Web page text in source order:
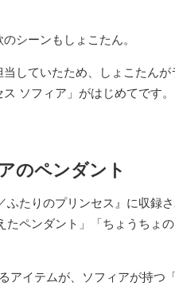
シーンもしょこたん。
していたため、しょこたん
ソフィア」がはじめてです。
のペンダント
ふたりのプリンセス』に収録
たペンダント」「ちょうちょ
アイテムが、ソフィアが持つ